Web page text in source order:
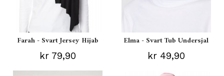
Farah - Svart Jersey Hijab
kr 79,90
Elma - Svart Tub Undersjal
kr 49,90